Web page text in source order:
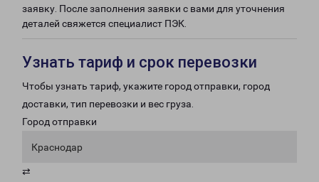
заявку. После заполнения заявки с вами для уточнения
деталей свяжется специалист ПЭК.
Узнать тариф и срок перевозки
Чтобы узнать тариф, укажите город отправки, город
доставки, тип перевозки и вес груза.
Город отправки
Краснодар
⇄